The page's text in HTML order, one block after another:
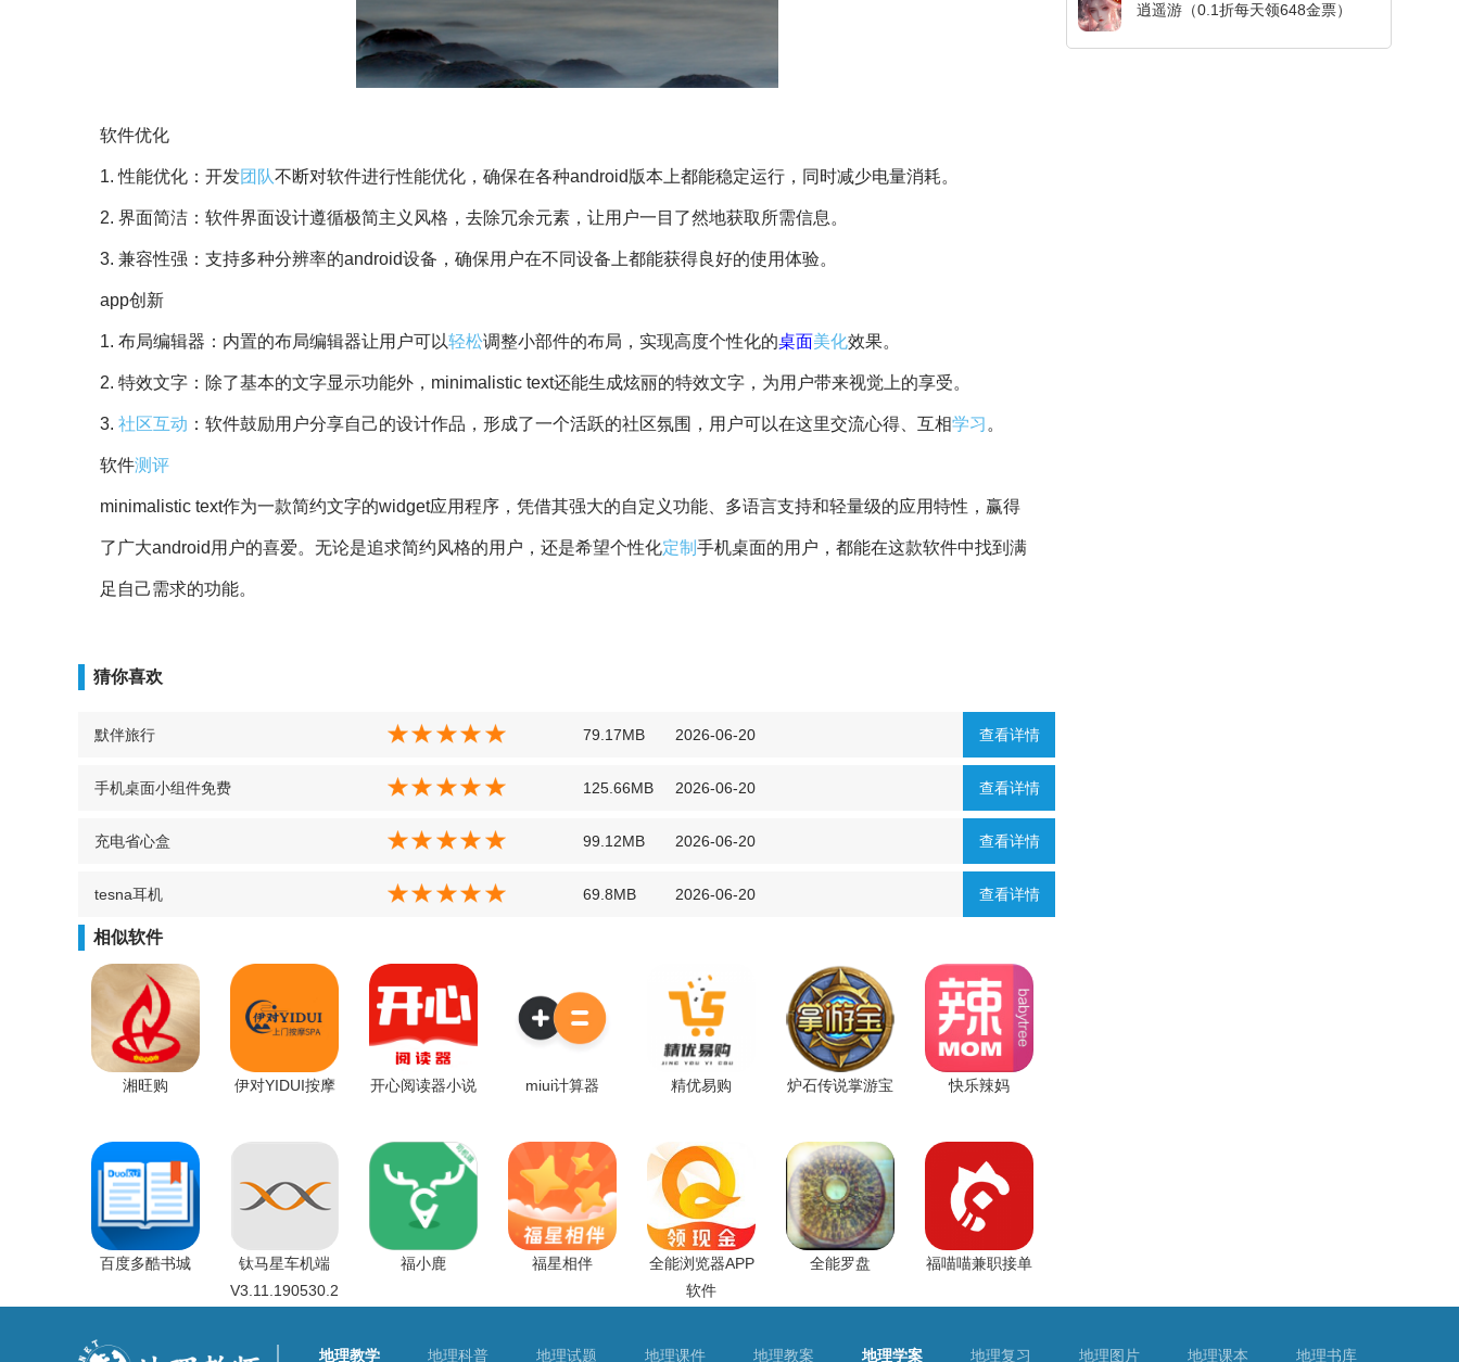
软件优化
1. 性能优化：开发团队不断对软件进行性能优化，确保在各种android版本上都能稳定运行，同时减少电量消耗。
2. 界面简洁：软件界面设计遵循极简主义风格，去除冗余元素，让用户一目了然地获取所需信息。
3. 兼容性强：支持多种分辨率的android设备，确保用户在不同设备上都能获得良好的使用体验。
app创新
1. 布局编辑器：内置的布局编辑器让用户可以轻松调整小部件的布局，实现高度个性化的桌面美化效果。
2. 特效文字：除了基本的文字显示功能外，minimalistic text还能生成炫丽的特效文字，为用户带来视觉上的享受。
3. 社区互动 ：软件鼓励用户分享自己的设计作品，形成了一个活跃的社区氛围，用户可以在这里交流心得、互相学习 。
软件测评
minimalistic text作为一款简约文字的widget应用程序，凭借其强大的自定义功能、多语言支持和轻量级的应用特性，赢得
了广大android用户的喜爱。无论是追求简约风格的用户，还是希望个性化定制 手机桌面的用户，都能在这款软件中找到满
足自己需求的功能。
猜你喜欢
查看详情
默伴旅行 79.17MB 2026-06-20
查看详情
手机桌面小组件免费 125.66MB 2026-06-20
查看详情
充电省心盒 99.12MB 2026-06-20
查看详情
tesna耳机 69.8MB 2026-06-20
相似软件
湘旺购 伊对YIDUI按摩 开心阅读器小说 miui计算器 精优易购 炉石传说掌游宝 快乐辣妈
百度多酷书城
钛马星车机端
V3.11.190530.2
福小鹿 福星相伴
全能浏览器APP
软件
全能罗盘 福喵喵兼职接单
逍遥游（0.1折每天领648金票）
地理教学 地理科普 地理试题 地理课件 地理教案 地理学案 地理复习 地理图片 地理课本 地理书库